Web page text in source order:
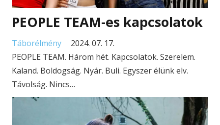
PEOPLE TEAM-es kapcsolatok
Táborélmény
2024. 07. 17.
PEOPLE TEAM. Három hét. Kapcsolatok. Szerelem.
Kaland. Boldogság. Nyár. Buli. Egyszer élünk elv.
Távolság. Nincs…